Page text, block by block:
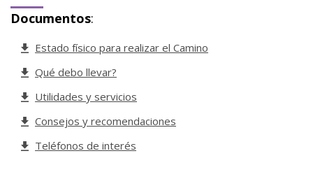
Documentos:
Estado físico para realizar el Camino
Qué debo llevar?
Utilidades y servicios
Consejos y recomendaciones
Teléfonos de interés